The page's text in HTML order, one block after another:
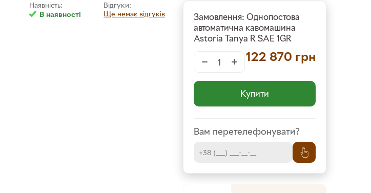
Наявність:
В наявності
Відгуки:
Ще немає відгуків
Замовлення: Однопостова
автоматична кавомашина
Astoria Tanya R SAE 1GR
− + 122 870 грн
Купити
Вам перетелефонувати?